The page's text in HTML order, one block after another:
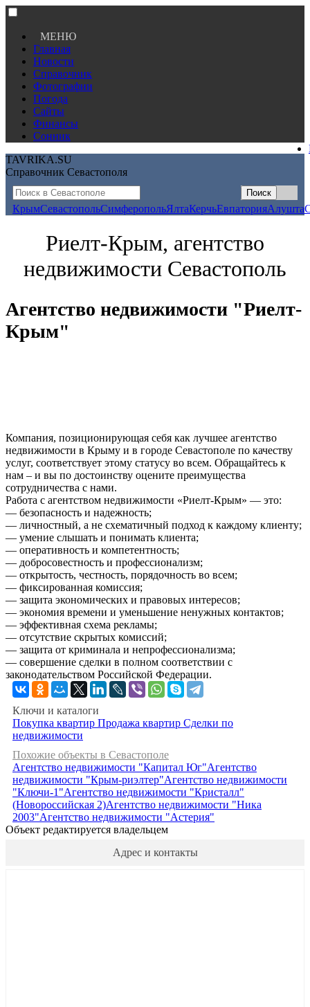
МЕНЮ
Главная
Новости
Справочник
Фотографии
Погода
Сайты
Финансы
Сонник
TAVRIKA.SU
Справочник Севастополя
КрымСевастопольСимферопольЯлтаКерчьЕвпаторияАлушта
Риелт-Крым, агентство
недвижимости Севастополь
Агентство недвижимости "Риелт-
Крым"
Компания, позиционирующая себя как лучшее агентство
недвижимости в Крыму и в городе Севастополе по качеству
услуг, соответствует этому статусу во всем. Обращайтесь к
нам – и вы по достоинству оцените преимущества
сотрудничества с нами.
Работа с агентством недвижимости «Риелт-Крым» — это:
— безопасность и надежность;
— личностный, а не схематичный подход к каждому клиенту;
— умение слышать и понимать клиента;
— оперативность и компетентность;
— добросовестность и профессионализм;
— открытость, честность, порядочность во всем;
— фиксированная комиссия;
— защита экономических и правовых интересов;
— экономия времени и уменьшение ненужных контактов;
— эффективная схема рекламы;
— отсутствие скрытых комиссий;
— защита от криминала и непрофессионализма;
— совершение сделки в полном соответствии с
законодательством Российской Федерации.
Ключи и каталоги
Покупка квартир Продажа квартир Сделки по
недвижимости
Похожие объекты в Севастополе
Агентство недвижимости "Капитал Юг"Агентство
недвижимости "Крым-риэлтер"Агентство недвижимости
"Ключи-1"Агентство недвижимости "Кристалл"
(Новороссийская 2)Агентство недвижимости "Ника
2003"Агентство недвижимости "Астерия"
Объект редактируется владельцем
Адрес и контакты